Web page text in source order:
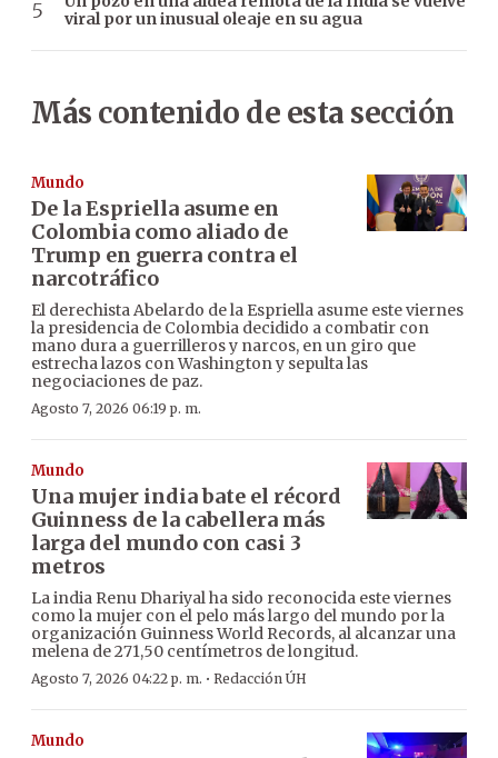
viral por un inusual oleaje en su agua
Más contenido de esta sección
Mundo
De la Espriella asume en
Colombia como aliado de
Trump en guerra contra el
narcotráfico
El derechista Abelardo de la Espriella asume este viernes
la presidencia de Colombia decidido a combatir con
mano dura a guerrilleros y narcos, en un giro que
estrecha lazos con Washington y sepulta las
negociaciones de paz.
Agosto 7, 2026 06:19 p. m.
Mundo
Una mujer india bate el récord
Guinness de la cabellera más
larga del mundo con casi 3
metros
La india Renu Dhariyal ha sido reconocida este viernes
como la mujer con el pelo más largo del mundo por la
organización Guinness World Records, al alcanzar una
melena de 271,50 centímetros de longitud.
Agosto 7, 2026 04:22 p. m. · Redacción ÚH
Mundo